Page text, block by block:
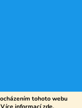
tohoto webu